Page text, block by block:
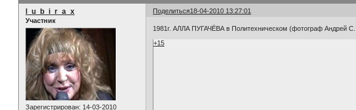
Поделиться18-04-2010 13:27:01
l_u_b_i_r_a_x
Участник
Зарегистрирован: 14-03-2010
1981г. АЛЛА ПУГАЧЁВА в Политехническом (фотограф Андрей С.
+15